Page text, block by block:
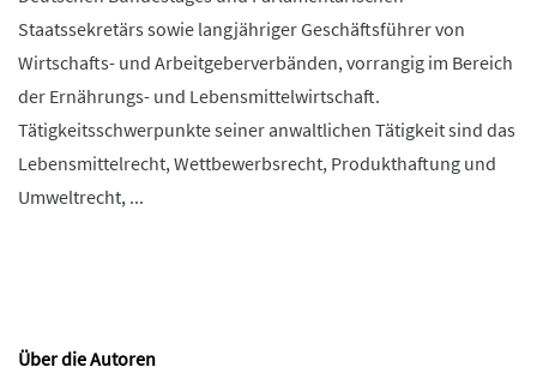
Staatssekretärs sowie langjähriger Geschäftsführer von
Wirtschafts- und Arbeitgeberverbänden, vorrangig im Bereich
der Ernährungs- und Lebensmittelwirtschaft.
Tätigkeitsschwerpunkte seiner anwaltlichen Tätigkeit sind das
Lebensmittelrecht, Wettbewerbsrecht, Produkthaftung und
Umweltrecht, ...
Über die Autoren